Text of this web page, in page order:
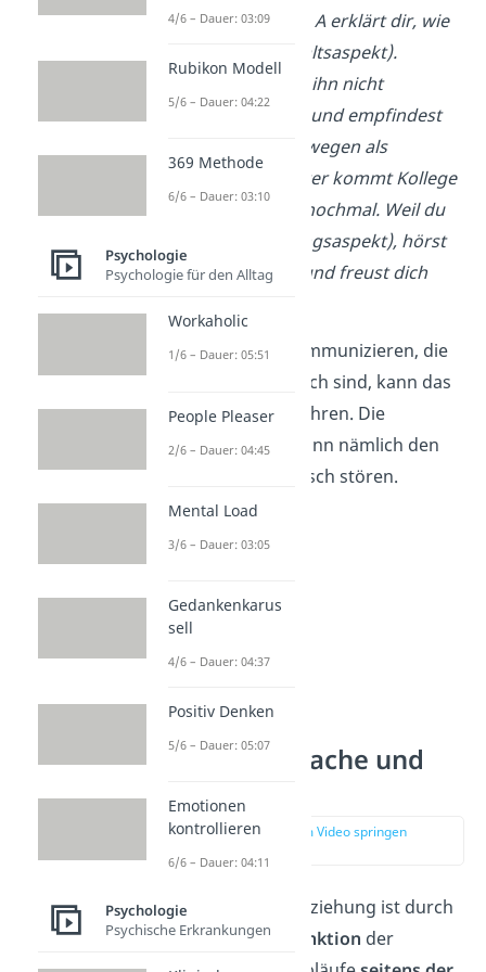
funktioniert. Kollege A erklärt dir, wie
es funktioniert (Inhaltsaspekt).
Allerdings magst du ihn nicht
(Beziehungsaspekt) und empfindest
seine Erklärung deswegen als
Besserwisserei. Später kommt Kollege
B und erklärt es dir nochmal. Weil du
ihn magst (Beziehungsaspekt), hörst
du aufmerksam zu und freust dich
Wenn Menschen kommunizieren, die
sich nicht sympathisch sind, kann das
zu einem Konflikt
führen. Die
Beziehungsebene kann nämlich den
Informationsaustausch stören.
3. Axiom: Ursache und
Wirkung
zur Stelle im Video springen
„Die Natur einer Beziehung ist durch
dieInterpunktion der
4/6 – Dauer: 03:09
Rubikon Modell
5/6 – Dauer: 04:22
369 Methode
6/6 – Dauer: 03:10
Psychologie
Psychologie für den Alltag
Workaholic
1/6 – Dauer: 05:51
People Pleaser
2/6 – Dauer: 04:45
Mental Load
3/6 – Dauer: 03:05
Gedankenkarus
sell
4/6 – Dauer: 04:37
Positiv Denken
5/6 – Dauer: 05:07
Emotionen
kontrollieren
6/6 – Dauer: 04:11
Psychologie
Psychische Erkrankungen